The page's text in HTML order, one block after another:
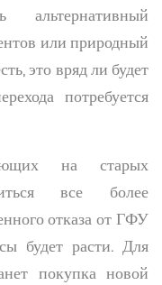
альтернативный
или природный
это вряд ли будет
потребуется
на старых
все более
отказа от ГФУ
будет расти. Для
покупка новой